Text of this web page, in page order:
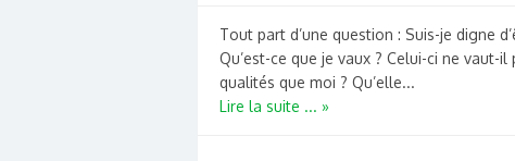
Tout part d’une question : Suis-je digne
Qu’est-ce que je vaux ? Celui-ci ne vaut-
qualités que moi ? Qu’elle...
Lire la suite ... »